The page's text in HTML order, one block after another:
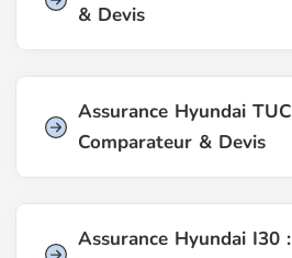
& Devis
Assurance Hyundai
Comparateur & Devis
Assurance Hyundai I30